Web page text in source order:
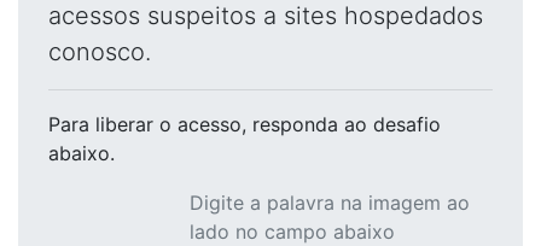
acessos suspeitos a sites hospedados
conosco.
Para liberar o acesso, responda ao desafio
abaixo.
Digite a palavra na imagem ao
lado no campo abaixo